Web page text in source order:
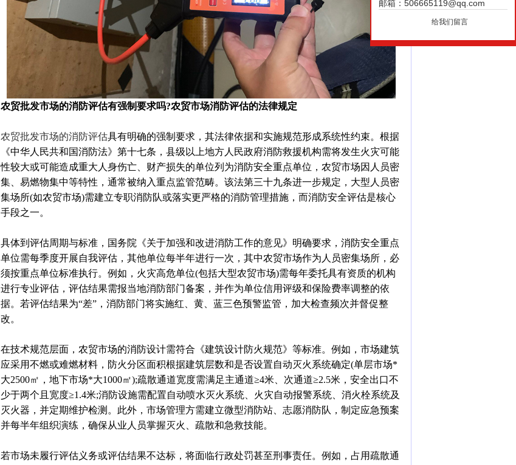
农贸批发市场的消防评估有强制要求吗?农贸市场消防评估的法律规定
农贸批发市场的消防评估具有明确的强制要求，其法律依据和实施规范形成系统性约束。根据
《中华人民共和国消防法》第十七条，县级以上地方人民政府消防救援机构需将发生火灾可能
性较大或可能造成重大人身伤亡、财产损失的单位列为消防安全重点单位，农贸市场因人员密
集、易燃物集中等特性，通常被纳入重点监管范畴。该法第三十九条进一步规定，大型人员密
集场所(如农贸市场)需建立专职消防队或落实更严格的消防管理措施，而消防安全评估是核心
手段之一。
具体到评估周期与标准，国务院《关于加强和改进消防工作的意见》明确要求，消防安全重点
单位需每季度开展自我评估，其他单位每半年进行一次，其中农贸市场作为人员密集场所，必
须按重点单位标准执行。例如，火灾高危单位(包括大型农贸市场)需每年委托具有资质的机构
进行专业评估，评估结果需报当地消防部门备案，并作为单位信用评级和保险费率调整的依
据。若评估结果为“差”，消防部门将实施红、黄、蓝三色预警监管，加大检查频次并督促整
改。
在技术规范层面，农贸市场的消防设计需符合《建筑设计防火规范》等标准。例如，市场建筑
应采用不燃或难燃材料，防火分区面积根据建筑层数和是否设置自动灭火系统确定(单层市场*
大2500㎡，地下市场*大1000㎡);疏散通道宽度需满足主通道≥4米、次通道≥2.5米，安全出口不
少于两个且宽度≥1.4米;消防设施需配置自动喷水灭火系统、火灾自动报警系统、消火栓系统及
灭火器，并定期维护检测。此外，市场管理方需建立微型消防站、志愿消防队，制定应急预案
并每半年组织演练，确保从业人员掌握灭火、疏散和急救技能。
若市场未履行评估义务或评估结果不达标，将面临行政处罚甚至刑事责任。例如，占用疏散通
邮箱：506665119@qq.com
给我们留言